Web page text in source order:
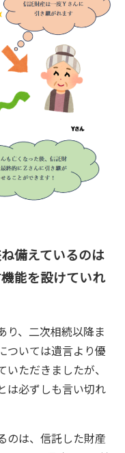
備えているのは
能を設けていれ
り、二次相続以降ま
ついては遺言より優
ただきましたが、
は必ずしも言い切れ
のは、信託した財産